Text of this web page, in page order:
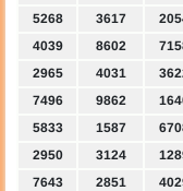
5268
3617
4039
8602
2965
4031
7496
9862
5833
1587
2950
3124
7643
2851